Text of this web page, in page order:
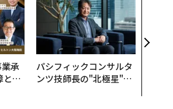
業承
とい
パシフィックコンサルタ
ンツ技師長の"北極星"。